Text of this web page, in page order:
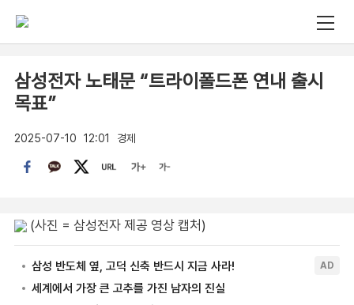
삼성전자 노태문 “트라이폴드폰 연내 출시
목표”
2025-07-10 12:01 경제
(사진 = 삼성전자 제공 영상 캡처)